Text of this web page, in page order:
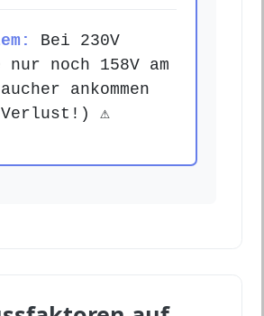
Bei 230V
nur noch 158V am
ankommen
Verlust!) ⚠